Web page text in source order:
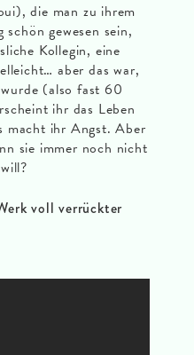
die man zu ihrem
gewesen sein,
Kollegin, eine
aber das war,
(also fast 60
ihr das Leben
macht ihr Angst. Aber
sie immer noch nicht
voll verrückter